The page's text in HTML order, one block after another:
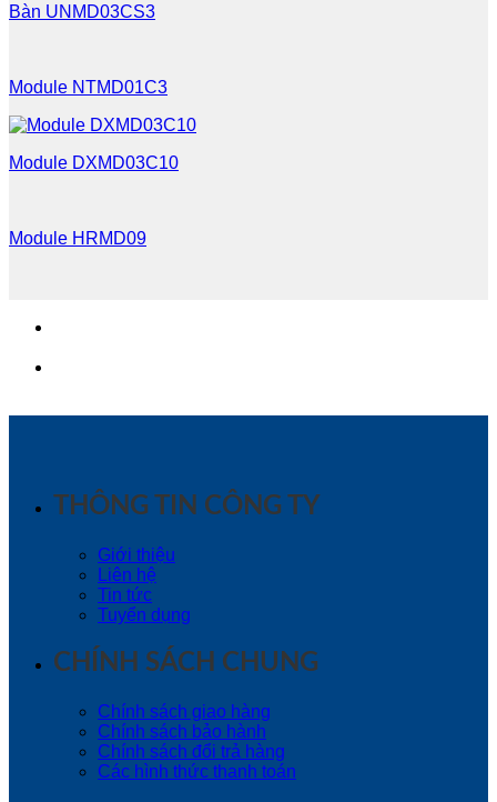
Bàn UNMD03CS3
Module NTMD01C3
Module DXMD03C10
Module HRMD09
THÔNG TIN CÔNG TY
Giới thiệu
Liên hệ
Tin tức
Tuyển dụng
CHÍNH SÁCH CHUNG
Chính sách giao hàng
Chính sách bảo hành
Chính sách đổi trả hàng
Các hình thức thanh toán